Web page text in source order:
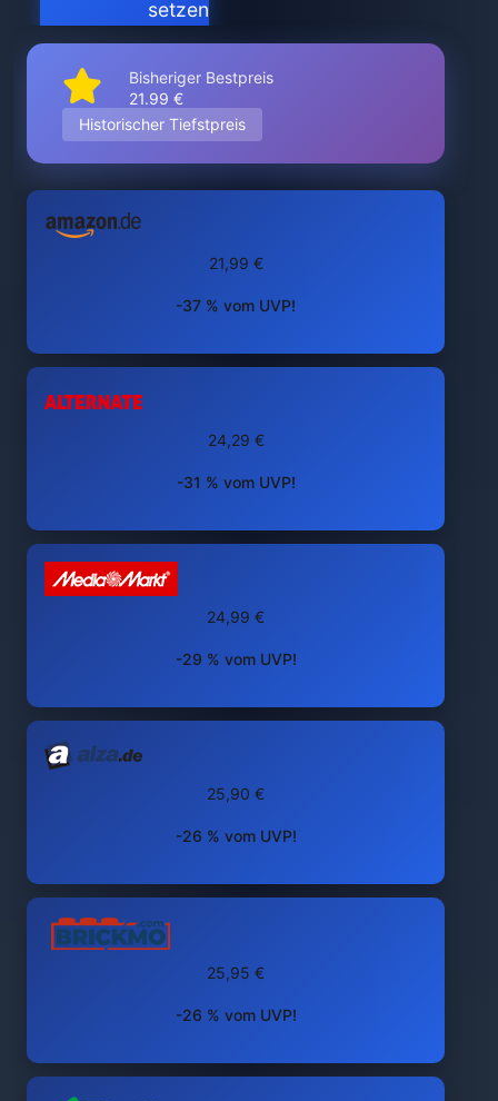
setzen
Bisheriger Bestpreis
21.99 €
Historischer Tiefstpreis
21,99 €
-37 % vom UVP!
24,29 €
-31 % vom UVP!
24,99 €
-29 % vom UVP!
25,90 €
-26 % vom UVP!
25,95 €
-26 % vom UVP!